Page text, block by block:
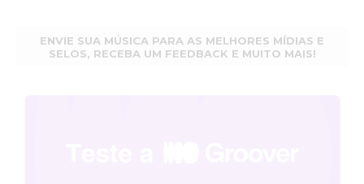
ENVIE SUA MÚSICA PARA AS MELHORES MÍDIAS E
SELOS, RECEBA UM FEEDBACK E MUITO MAIS!